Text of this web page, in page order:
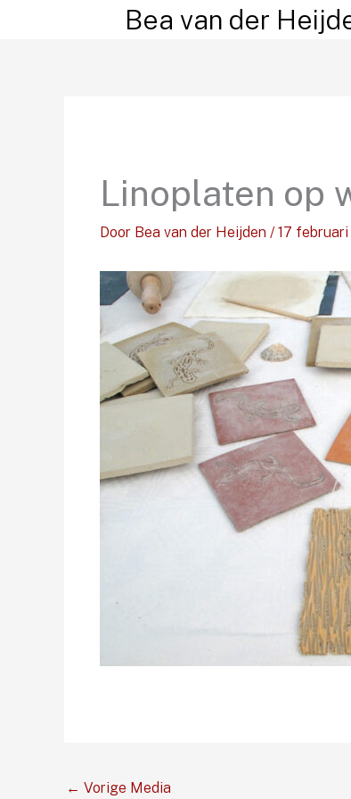
Bea van der
Linoplaten op
Door Bea van der Heijden / 17 februari
← Vorige Media